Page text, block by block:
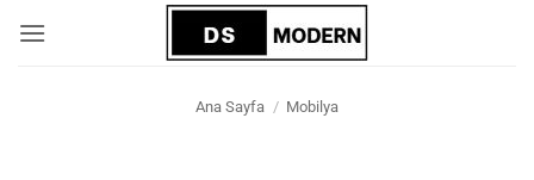
atla
Ana Sayfa / Mobilya